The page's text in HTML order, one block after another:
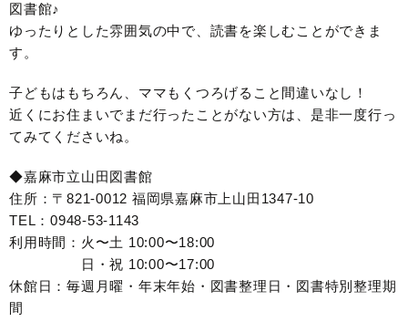
図書館♪
ゆったりとした雰囲気の中で、読書を楽しむことができま
す。
子どもはもちろん、ママもくつろげること間違いなし！
近くにお住まいでまだ行ったことがない方は、是非一度行っ
てみてくださいね。
◆嘉麻市立山田図書館
住所：〒821-0012 福岡県嘉麻市上山田1347-10
TEL：0948-53-1143
利用時間：火〜土 10:00〜18:00
日・祝 10:00〜17:00
休館日：毎週月曜・年末年始・図書整理日・図書特別整理期
間